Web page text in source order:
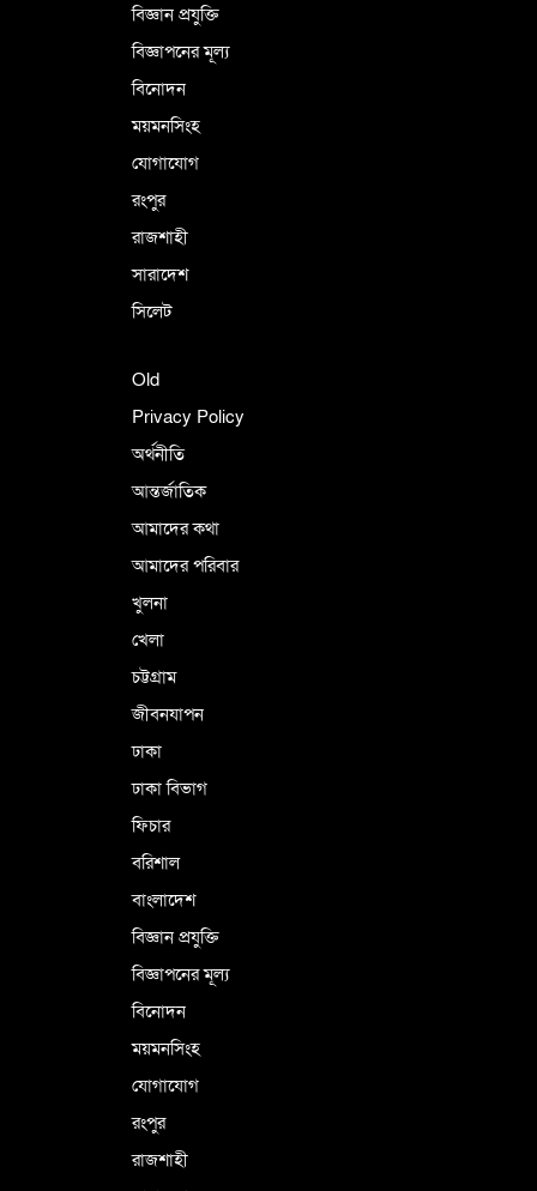
বিজ্ঞান প্রযুক্তি
বিজ্ঞাপনের মূল্য
বিনোদন
ময়মনসিংহ
যোগাযোগ
রংপুর
রাজশাহী
সারাদেশ
সিলেট
Old
Privacy Policy
অর্থনীতি
আন্তর্জাতিক
আমাদের কথা
আমাদের পরিবার
খুলনা
খেলা
চট্টগ্রাম
জীবনযাপন
ঢাকা
ঢাকা বিভাগ
ফিচার
বরিশাল
বাংলাদেশ
বিজ্ঞান প্রযুক্তি
বিজ্ঞাপনের মূল্য
বিনোদন
ময়মনসিংহ
যোগাযোগ
রংপুর
রাজশাহী